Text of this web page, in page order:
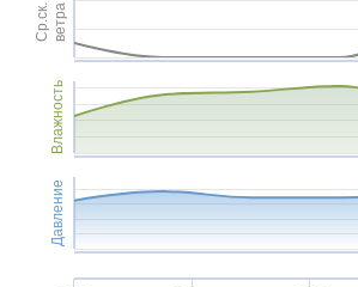
Ср.ск.ветра
Влажность
Давление